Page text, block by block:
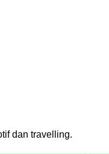
dan travelling.